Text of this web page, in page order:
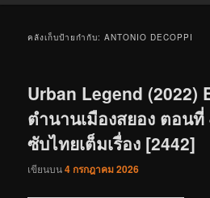
คลังเก็บป้ายกำกับ:ANTONIO DECOPPI
Urban Legend (2022)
ตำนานเมืองสยอง ตอนที่
ซับไทยเต็มเรื่อง [2442]
เขียนบน4 กรกฎาคม 2026